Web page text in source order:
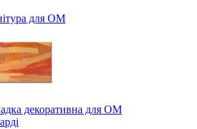
для ОМ
декоративна для ОМ